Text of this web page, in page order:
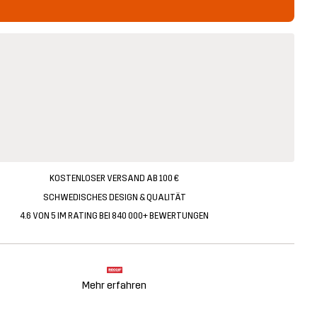
KOSTENLOSER VERSAND AB 100 €
SCHWEDISCHES DESIGN & QUALITÄT
4.6 VON 5 IM RATING BEI 840 000+ BEWERTUNGEN
Mehr erfahren